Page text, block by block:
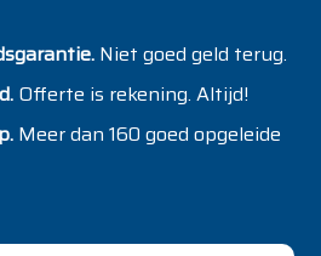
Niet goed geld terug.
Offerte is rekening. Altijd!
Meer dan 160 goed opgeleide